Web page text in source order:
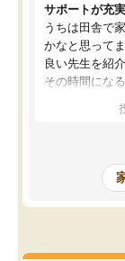
サポートが充
うちは田舎で
かなと思って
良い先生を紹
その時間にな
を開いて
た！5科目な
めて1年ほど
科目が増えて
であるので無
がら頑張って